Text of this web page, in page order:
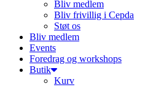
Bliv medlem
Bliv frivillig i Cepda
Støt os
Bliv medlem
Events
Foredrag og workshops
Butik
Kurv